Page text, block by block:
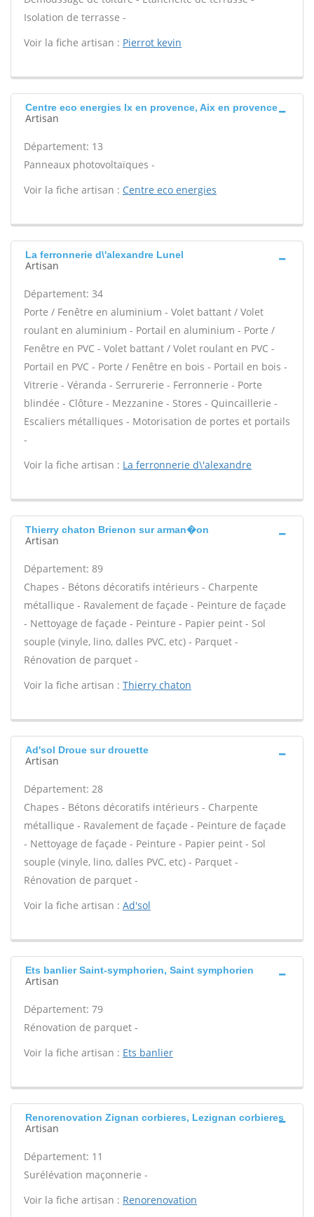
Isolation de terrasse -
Voir la fiche artisan : Pierrot kevin
Centre eco energies Ix en provence, Aix en provence
Artisan
Département: 13
Panneaux photovoltaïques -
Voir la fiche artisan : Centre eco energies
La ferronnerie d\'alexandre Lunel
Artisan
Département: 34
Porte / Fenêtre en aluminium - Volet battant / Volet
roulant en aluminium - Portail en aluminium - Porte /
Fenêtre en PVC - Volet battant / Volet roulant en PVC -
Portail en PVC - Porte / Fenêtre en bois - Portail en bois -
Vitrerie - Véranda - Serrurerie - Ferronnerie - Porte
blindée - Clôture - Mezzanine - Stores - Quincaillerie -
Escaliers métalliques - Motorisation de portes et portails
-
Voir la fiche artisan : La ferronnerie d\'alexandre
Thierry chaton Brienon sur arman�on
Artisan
Département: 89
Chapes - Bétons décoratifs intérieurs - Charpente
métallique - Ravalement de façade - Peinture de façade
- Nettoyage de façade - Peinture - Papier peint - Sol
souple (vinyle, lino, dalles PVC, etc) - Parquet -
Rénovation de parquet -
Voir la fiche artisan : Thierry chaton
Ad'sol Droue sur drouette
Artisan
Département: 28
Chapes - Bétons décoratifs intérieurs - Charpente
métallique - Ravalement de façade - Peinture de façade
- Nettoyage de façade - Peinture - Papier peint - Sol
souple (vinyle, lino, dalles PVC, etc) - Parquet -
Rénovation de parquet -
Voir la fiche artisan : Ad'sol
Ets banlier Saint-symphorien, Saint symphorien
Artisan
Département: 79
Rénovation de parquet -
Voir la fiche artisan : Ets banlier
Renorenovation Zignan corbieres, Lezignan corbieres
Artisan
Département: 11
Surélévation maçonnerie -
Voir la fiche artisan : Renorenovation